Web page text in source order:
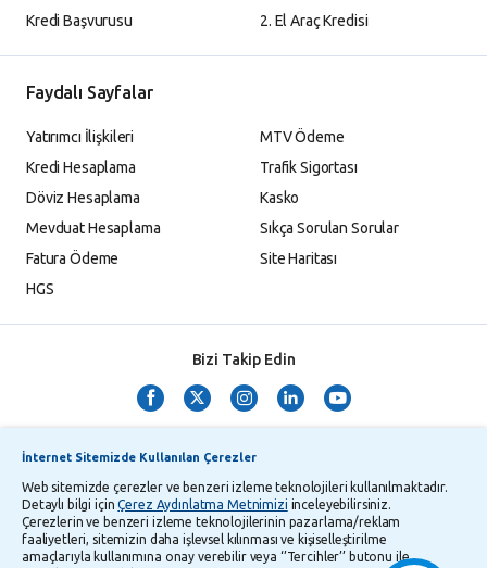
Kredi Başvurusu
2. El Araç Kredisi
Faydalı Sayfalar
Yatırımcı İlişkileri
Kredi Hesaplama
Döviz Hesaplama
Mevduat Hesaplama
Fatura Ödeme
HGS
MTV Ödeme
Trafik Sigortası
Kasko
Sıkça Sorulan Sorular
Site Haritası
Bizi Takip Edin
TMSF ve YTM Zaman Aşımı Listesi Bilgi Toplumu Hizmetleri
Kişisel Verilerin Korunması Gizlilik Politikası Çerez Aydınlatma Metni
İnternet Sitemizde Kullanılan Çerezler
Web sitemizde çerezler ve benzeri izleme teknolojileri kullanılmaktadır.
Detaylı bilgi içinÇerez Aydınlatma Metnimizi inceleyebilirsiniz.
Çerezlerin ve benzeri izleme teknolojilerinin pazarlama/reklam
faaliyetleri, sitemizin daha işlevsel kılınması ve kişiselleştirilme
amaçlarıyla kullanımına onay verebilir veya ‘’Tercihler’’ butonu ile